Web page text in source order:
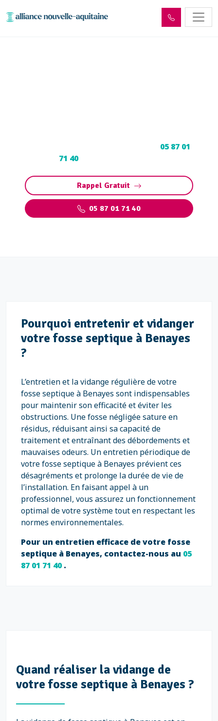
05 87 01
71 40
Rappel Gratuit
05 87 01 71 40
Pourquoi entretenir et vidanger
votre fosse septique à Benayes
?
L’entretien et la vidange régulière de votre
fosse septique à Benayes sont indispensables
pour maintenir son efficacité et éviter les
obstructions. Une fosse négligée sature en
résidus, réduisant ainsi sa capacité de
traitement et entraînant des débordements et
mauvaises odeurs. Un entretien périodique de
votre fosse septique à Benayes prévient ces
désagréments et prolonge la durée de vie de
l’installation. En faisant appel à un
professionnel, vous assurez un fonctionnement
optimal de votre système tout en respectant les
normes environnementales.
Pour un entretien efficace de votre fosse
septique à Benayes, contactez-nous au 05
87 01 71 40.
Quand réaliser la vidange de
votre fosse septique à Benayes ?